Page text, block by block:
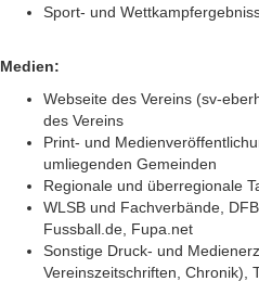
Sport- und
Medien:
Webseite des Vereins (sv-
des Vereins
Print- und
umliegenden Gemeinden
Regionale und überregionale
WLSB und Fachverbände,
Fussball.de, Fupa.net
Sonstige Druck- und
Vereinszeitschriften, Chronik),